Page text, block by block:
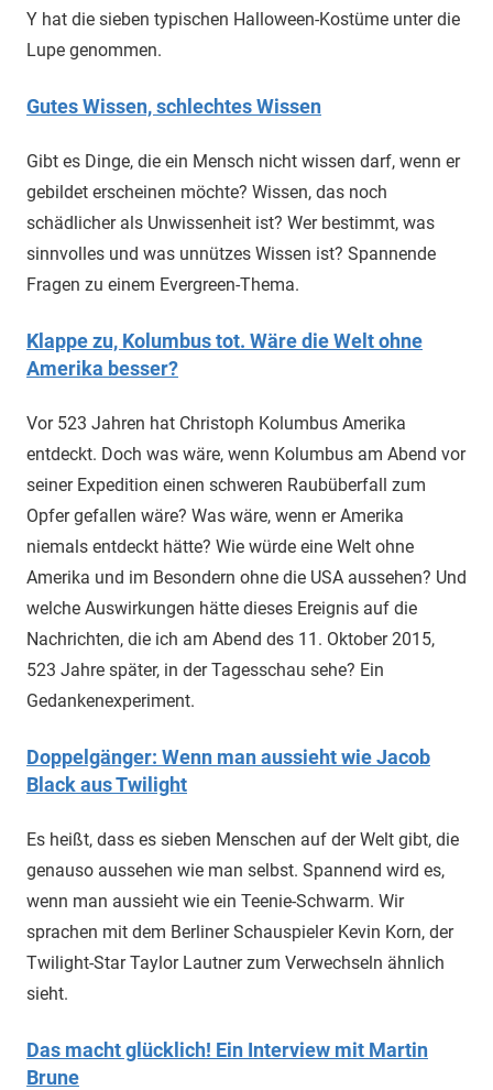
Y hat die sieben typischen Halloween-Kostüme unter die
Lupe genommen.
Gutes Wissen, schlechtes Wissen
Gibt es Dinge, die ein Mensch nicht wissen darf, wenn er
gebildet erscheinen möchte? Wissen, das noch
schädlicher als Unwissenheit ist? Wer bestimmt, was
sinnvolles und was unnützes Wissen ist? Spannende
Fragen zu einem Evergreen-Thema.
Klappe zu, Kolumbus tot. Wäre die Welt ohne
Amerika besser?
Vor 523 Jahren hat Christoph Kolumbus Amerika
entdeckt. Doch was wäre, wenn Kolumbus am Abend vor
seiner Expedition einen schweren Raubüberfall zum
Opfer gefallen wäre? Was wäre, wenn er Amerika
niemals entdeckt hätte? Wie würde eine Welt ohne
Amerika und im Besondern ohne die USA aussehen? Und
welche Auswirkungen hätte dieses Ereignis auf die
Nachrichten, die ich am Abend des 11. Oktober 2015,
523 Jahre später, in der Tagesschau sehe? Ein
Gedankenexperiment.
Doppelgänger: Wenn man aussieht wie Jacob
Black aus Twilight
Es heißt, dass es sieben Menschen auf der Welt gibt, die
genauso aussehen wie man selbst. Spannend wird es,
wenn man aussieht wie ein Teenie-Schwarm. Wir
sprachen mit dem Berliner Schauspieler Kevin Korn, der
Twilight-Star Taylor Lautner zum Verwechseln ähnlich
sieht.
Das macht glücklich! Ein Interview mit Martin
Brune